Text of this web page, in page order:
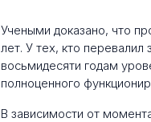
Учеными доказано, что
лет. У тех, кто перевалил
восьмидесяти годам
полноценного
В зависимости от